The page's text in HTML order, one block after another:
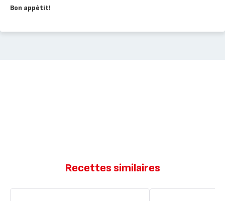
Bon appétit!
Recettes similaires